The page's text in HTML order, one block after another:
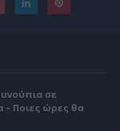
σε
– Ποιες ώρες θα